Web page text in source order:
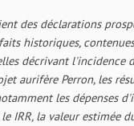
des déclarations
historiques,
décrivant l'incidence
aurifère Perron, les
les dépenses
IRR, la valeur estimée